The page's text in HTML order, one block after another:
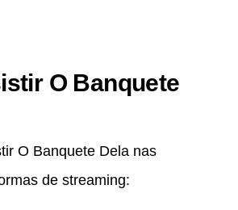
O Banquete
O Banquete Dela nas
de streaming: